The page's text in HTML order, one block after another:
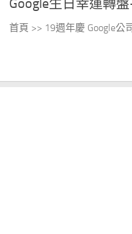
Google生日幸運轉
首頁 >> 19週年慶 Google公